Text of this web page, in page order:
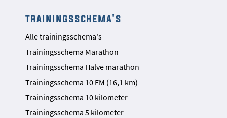
trainingsschema's
Alle trainingsschema's
Trainingsschema Marathon
Trainingsschema Halve marathon
Trainingsschema 10 EM (16,1 km)
Trainingsschema 10 kilometer
Trainingsschema 5 kilometer